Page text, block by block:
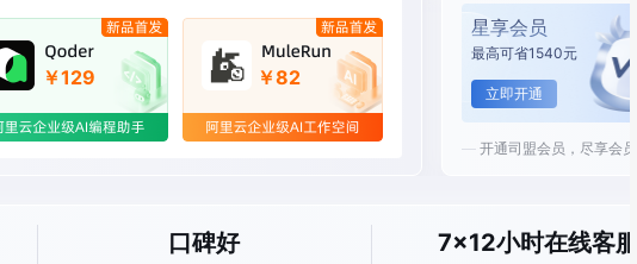
40
中港星集团，20年发展历程
02:2分
客户祝福启新程
￥129 ￥82
星享会员
最高可省1540元
立即开通
开通司盟会员，尽享会
口碑好 7x12小时在线客